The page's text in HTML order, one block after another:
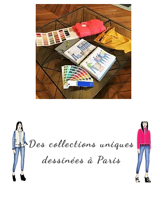
Des collections uniques
dessinées à Paris